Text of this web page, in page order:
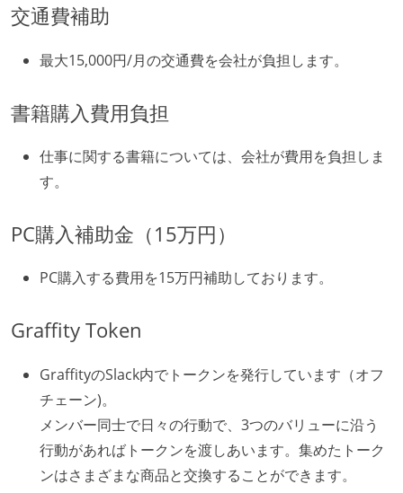
交通費補助
最大15,000円/月の交通費を会社が負担します。
書籍購入費用負担
仕事に関する書籍については、会社が費用を負担しま
す。
PC購入補助金（15万円）
PC購入する費用を15万円補助しております。
Graffity Token
GraffityのSlack内でトークンを発行しています（オフ
チェーン)。
メンバー同士で日々の行動で、3つのバリューに沿う
行動があればトークンを渡しあいます。集めたトーク
ンはさまざまな商品と交換することができます。